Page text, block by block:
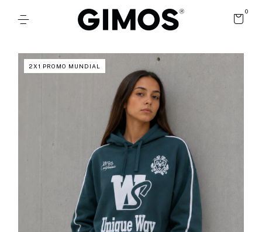
0
2X1 PROMO MUNDIAL